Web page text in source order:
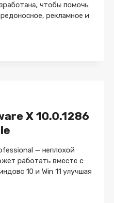
чтобы помочь
рекламное и
X 10.0.1286
— неплохой
работать вместе с
10 и Win 11 улучшая